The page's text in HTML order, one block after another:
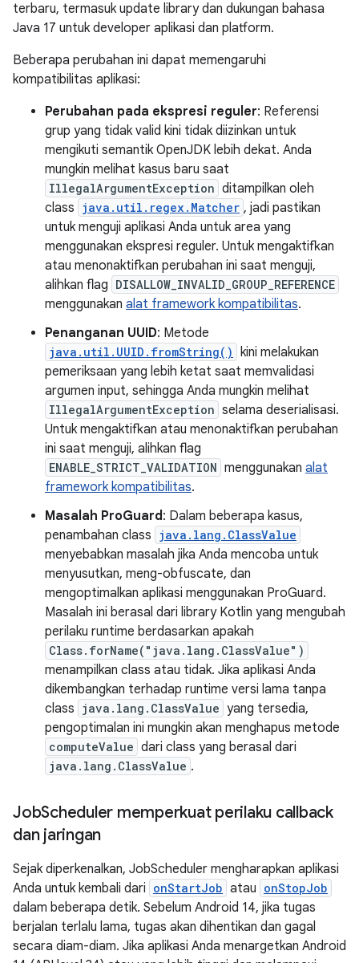
terbaru, termasuk update library dan dukungan bahasa
Java 17 untuk developer aplikasi dan platform.
Beberapa perubahan ini dapat memengaruhi
kompatibilitas aplikasi:
Perubahan pada ekspresi reguler: Referensi
grup yang tidak valid kini tidak diizinkan untuk
mengikuti semantik OpenJDK lebih dekat. Anda
mungkin melihat kasus baru saat
IllegalArgumentException ditampilkan oleh
class java.util.regex.Matcher , jadi pastikan
untuk menguji aplikasi Anda untuk area yang
menggunakan ekspresi reguler. Untuk mengaktifkan
atau menonaktifkan perubahan ini saat menguji,
alihkan flag DISALLOW_INVALID_GROUP_REFERENCE
menggunakan alat framework kompatibilitas.
Penanganan UUID: Metode
java.util.UUID.fromString() kini melakukan
pemeriksaan yang lebih ketat saat memvalidasi
argumen input, sehingga Anda mungkin melihat
IllegalArgumentException selama deserialisasi.
Untuk mengaktifkan atau menonaktifkan perubahan
ini saat menguji, alihkan flag
ENABLE_STRICT_VALIDATION menggunakan alat
framework kompatibilitas.
Masalah ProGuard: Dalam beberapa kasus,
penambahan class java.lang.ClassValue
menyebabkan masalah jika Anda mencoba untuk
menyusutkan, meng-obfuscate, dan
mengoptimalkan aplikasi menggunakan ProGuard.
Masalah ini berasal dari library Kotlin yang mengubah
perilaku runtime berdasarkan apakah
Class.forName("java.lang.ClassValue")
menampilkan class atau tidak. Jika aplikasi Anda
dikembangkan terhadap runtime versi lama tanpa
class java.lang.ClassValue yang tersedia,
pengoptimalan ini mungkin akan menghapus metode
computeValue dari class yang berasal dari
java.lang.ClassValue .
JobScheduler memperkuat perilaku callback
dan jaringan
Sejak diperkenalkan, JobScheduler mengharapkan aplikasi
Anda untuk kembali dari onStartJob atau onStopJob
dalam beberapa detik. Sebelum Android 14, jika tugas
berjalan terlalu lama, tugas akan dihentikan dan gagal
secara diam-diam. Jika aplikasi Anda menargetkan Android